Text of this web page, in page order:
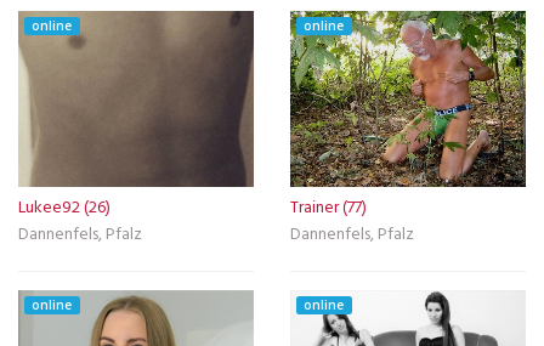
online
Lukee92 (26)
Dannenfels, Pfalz
online
Trainer (77)
Dannenfels, Pfalz
online online